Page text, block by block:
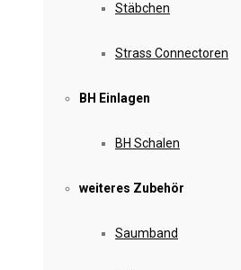
Stäbchen
Strass Connectoren
BH Einlagen
BH Schalen
weiteres Zubehör
Saumband